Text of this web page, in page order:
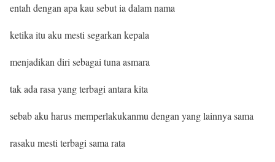
entah dengan apa kau sebut ia dalam nama
ketika itu aku mesti segarkan kepala
menjadikan diri sebagai tuna asmara
tak ada rasa yang terbagi antara kita
sebab aku harus memperlakukanmu dengan yang lainnya sama
rasaku mesti terbagi sama rata